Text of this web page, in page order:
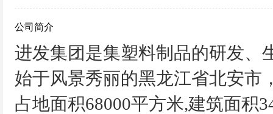
公司简介
进发集团是集塑料制品的研发、
始于风景秀丽的黑龙江省北安市
占地面积68000平方米,建筑面积